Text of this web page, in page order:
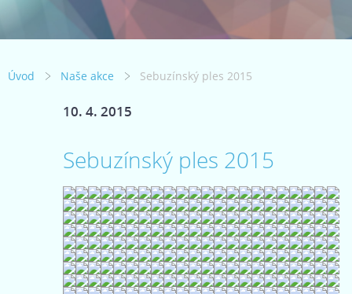
Úvod Naše akce Sebuzínský ples 2015
10. 4. 2015
Sebuzínský ples 2015